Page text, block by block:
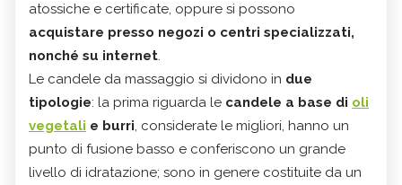
atossiche e certificate, oppure si possono
acquistare presso negozi o centri specializzati,
nonché su internet.
Le candele da massaggio si dividono in due
tipologie: la prima riguarda le candele a base di oli
vegetali e burri, considerate le migliori, hanno un
punto di fusione basso e conferiscono un grande
livello di idratazione; sono in genere costituite da un